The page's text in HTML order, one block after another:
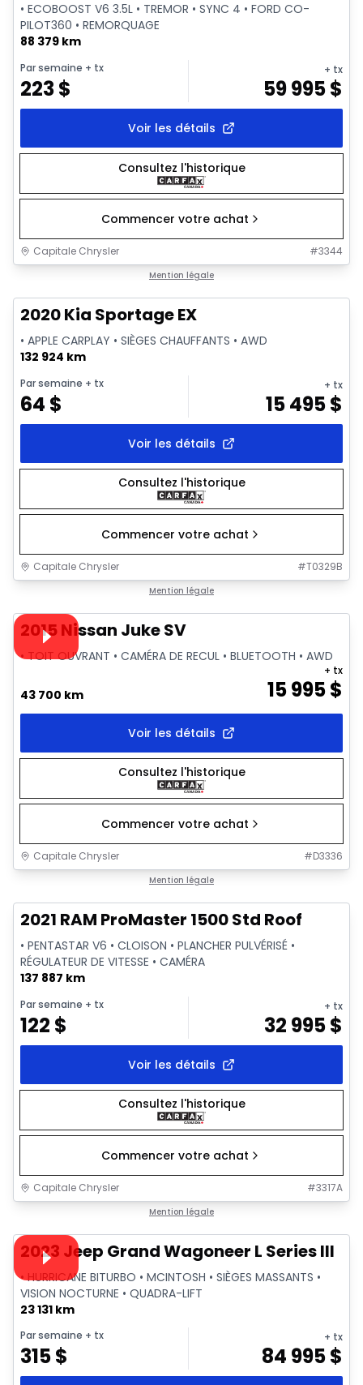
• ECOBOOST V6 3.5L • TREMOR • SYNC 4 • FORD CO-
PILOT360 • REMORQUAGE
88 379 km
Par semaine + tx
223$
+ tx
59 995$
Voir les détails
Consultez l'historique
Commencer votre achat
Capitale Chrysler #3344
Mention légale
2020 Kia Sportage EX
• APPLE CARPLAY • SIÈGES CHAUFFANTS • AWD
132 924 km
Par semaine + tx
64 $
+ tx
15 495$
Voir les détails
Consultez l'historique
Commencer votre achat
Capitale Chrysler #T0329B
Mention légale
Vidéo disponible
2015 Nissan Juke SV
• TOIT OUVRANT • CAMÉRA DE RECUL • BLUETOOTH • AWD
43 700 km 15 995$
+ tx
Voir les détails
Consultez l'historique
Commencer votre achat
Capitale Chrysler #D3336
Mention légale
2021 RAM ProMaster 1500 Std Roof
• PENTASTAR V6 • CLOISON • PLANCHER PULVÉRISÉ •
RÉGULATEUR DE VITESSE • CAMÉRA
137 887 km
Par semaine + tx
122 $
+ tx
32 995$
Voir les détails
Consultez l'historique
Commencer votre achat
Capitale Chrysler #3317A
Mention légale
Vidéo disponible
2023 Jeep Grand Wagoneer L Series III
• HURRICANE BITURBO • MCINTOSH • SIÈGES MASSANTS •
VISION NOCTURNE • QUADRA-LIFT
23 131 km
Par semaine + tx
315$
+ tx
84 995$